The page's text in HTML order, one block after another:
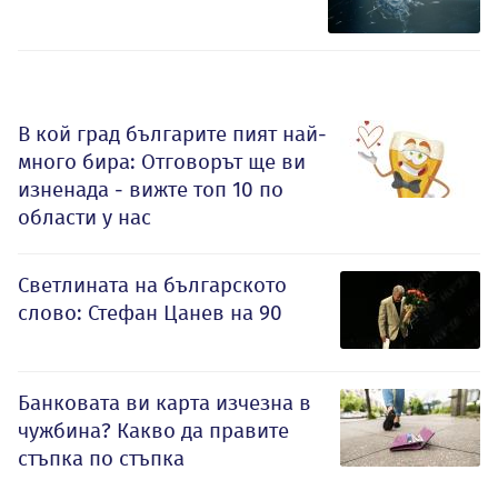
В кой град българите пият най-
много бира: Отговорът ще ви
изненада - вижте топ 10 по
области у нас
Светлината на българското
слово: Стефан Цанев на 90
Банковата ви карта изчезна в
чужбина? Какво да правите
стъпка по стъпка